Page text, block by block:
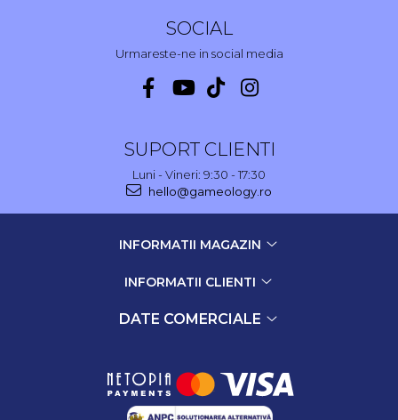
SOCIAL
Urmareste-ne in social media
SUPORT CLIENTI
Luni - Vineri: 9:30 - 17:30
hello@gameology.ro
INFORMATII MAGAZIN
INFORMATII CLIENTI
DATE COMERCIALE